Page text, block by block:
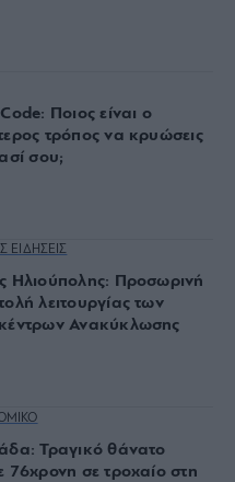
Ποιος είναι ο
τρόπος να κρυώσεις
σου;
ΕΙΔΗΣΕΙΣ
Ηλιούπολης: Προσωρινή
λειτουργίας των
Ανακύκλωσης
Τραγικό θάνατο
76χρονη σε τροχαίο στη